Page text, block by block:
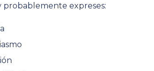
probablemente expreses: